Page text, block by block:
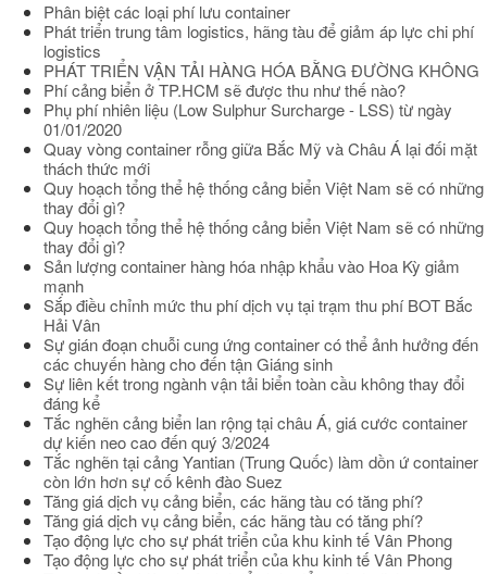
Phân biệt các loại phí lưu container
Phát triển trung tâm logistics, hãng tàu để giảm áp lực chi phí
logistics
PHÁT TRIỂN VẬN TẢI HÀNG HÓA BẰNG ĐƯỜNG KHÔNG
Phí cảng biển ở TP.HCM sẽ được thu như thế nào?
Phụ phí nhiên liệu (Low Sulphur Surcharge - LSS) từ ngày
01/01/2020
Quay vòng container rỗng giữa Bắc Mỹ và Châu Á lại đối mặt
thách thức mới
Quy hoạch tổng thể hệ thống cảng biển Việt Nam sẽ có những
thay đổi gì?
Quy hoạch tổng thể hệ thống cảng biển Việt Nam sẽ có những
thay đổi gì?
Sản lượng container hàng hóa nhập khẩu vào Hoa Kỳ giảm
mạnh
Sắp điều chỉnh mức thu phí dịch vụ tại trạm thu phí BOT Bắc
Hải Vân
Sự gián đoạn chuỗi cung ứng container có thể ảnh hưởng đến
các chuyến hàng cho đến tận Giáng sinh
Sự liên kết trong ngành vận tải biển toàn cầu không thay đổi
đáng kể
Tắc nghẽn cảng biển lan rộng tại châu Á, giá cước container
dự kiến neo cao đến quý 3/2024
Tắc nghẽn tại cảng Yantian (Trung Quốc) làm dồn ứ container
còn lớn hơn sự cố kênh đào Suez
Tăng giá dịch vụ cảng biển, các hãng tàu có tăng phí?
Tăng giá dịch vụ cảng biển, các hãng tàu có tăng phí?
Tạo động lực cho sự phát triển của khu kinh tế Vân Phong
Tạo động lực cho sự phát triển của khu kinh tế Vân Phong